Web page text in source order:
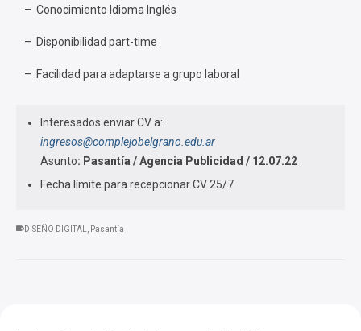
– Conocimiento Idioma Inglés
– Disponibilidad part-time
– Facilidad para adaptarse a grupo laboral
Interesados enviar CV a:
ingresos@complejobelgrano.edu.ar
Asunto: Pasantía / Agencia Publicidad / 12.07.22
Fecha límite para recepcionar CV 25/7
DISEÑO DIGITAL Pasantía